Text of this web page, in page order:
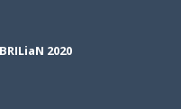
2020